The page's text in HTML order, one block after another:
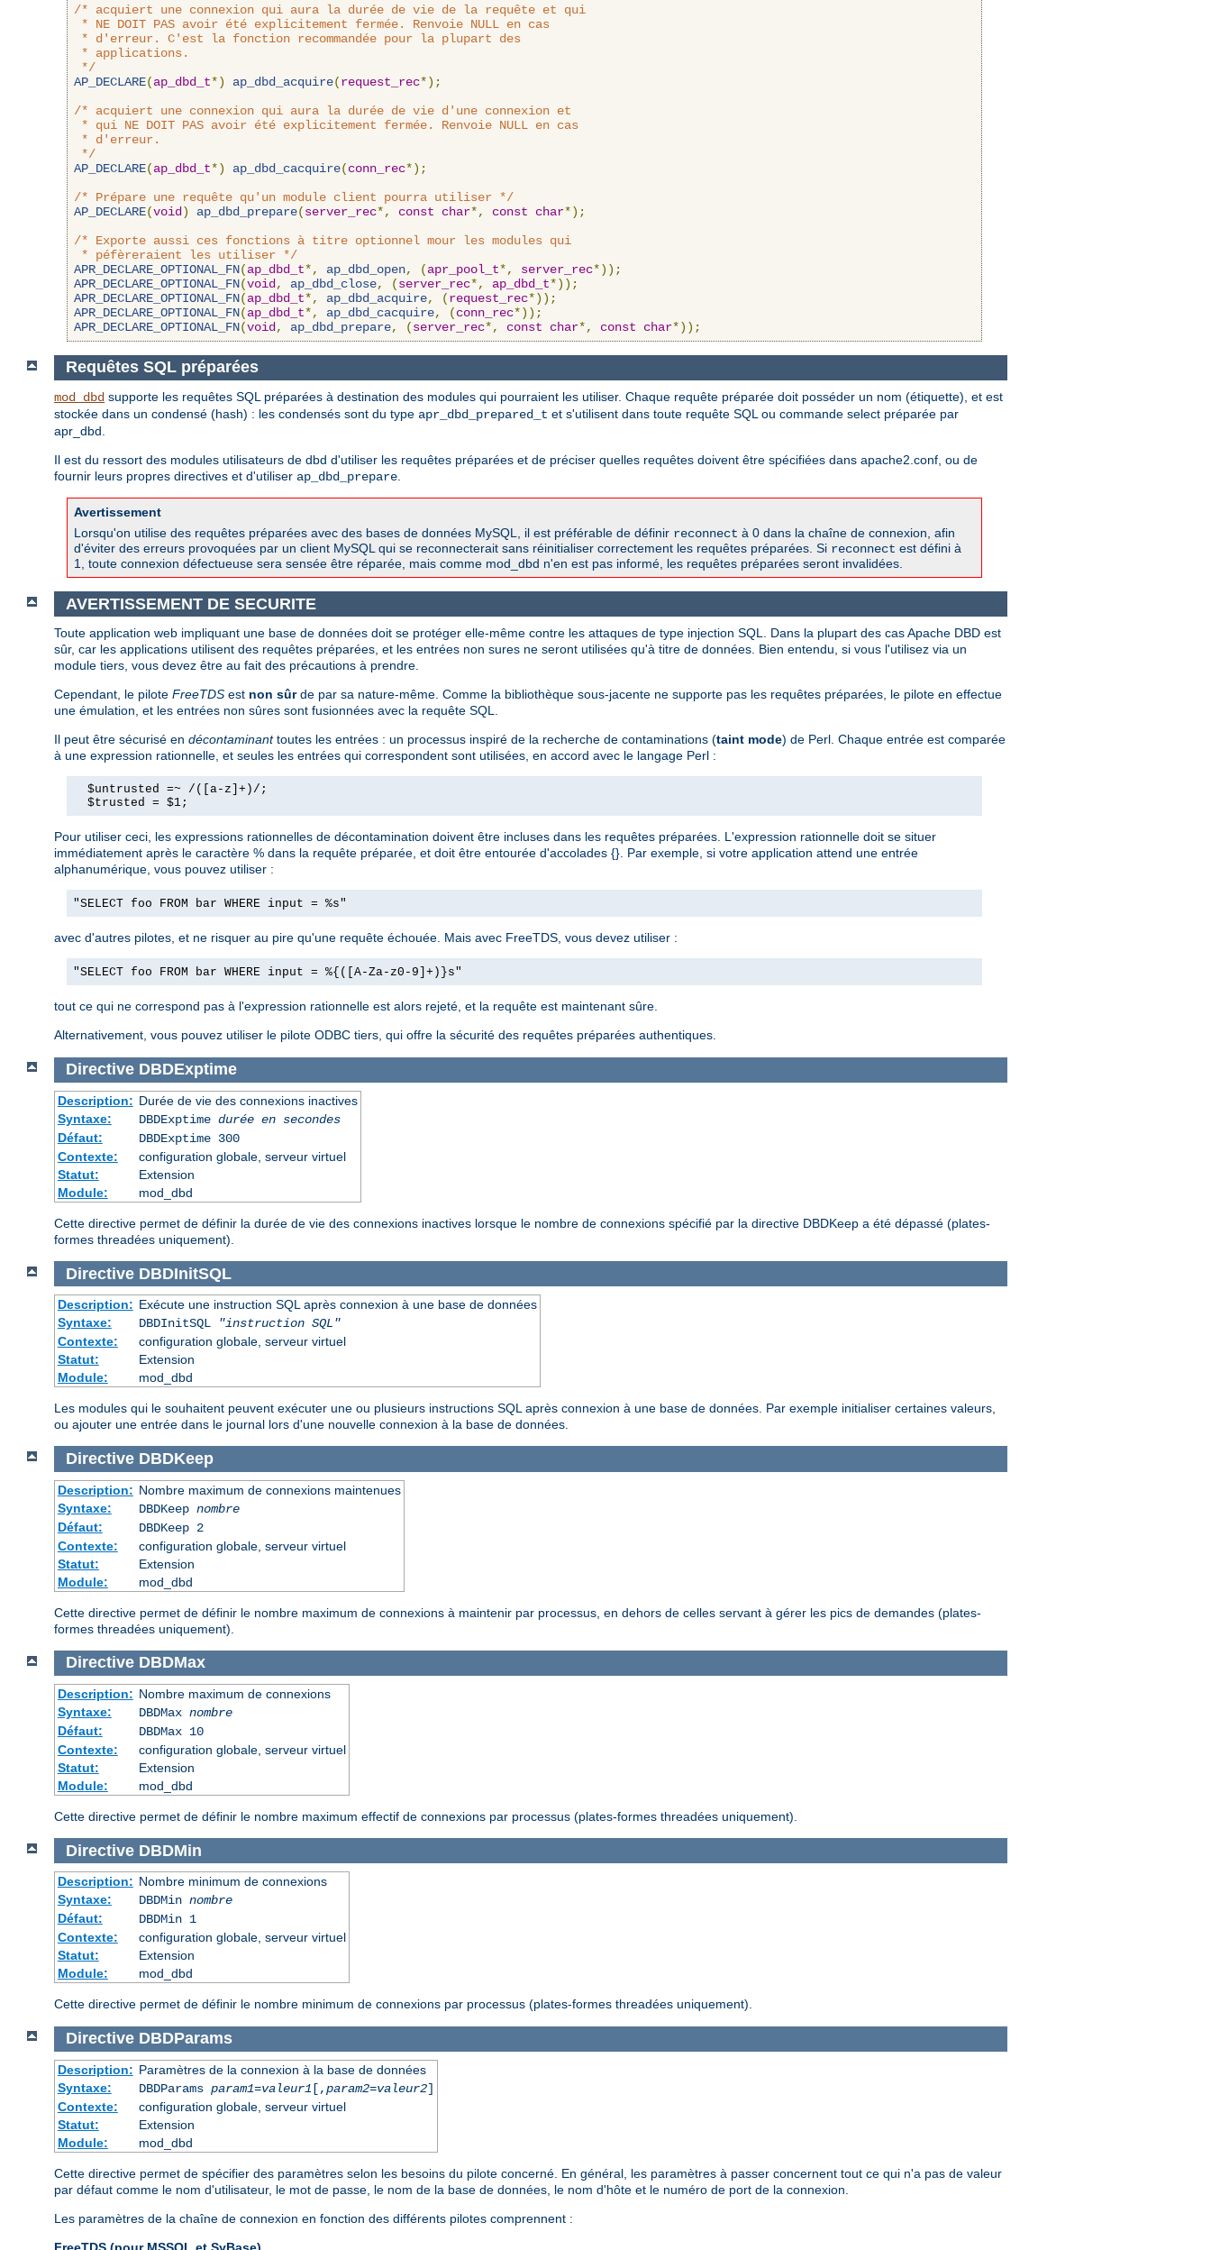
/* acquiert une connexion qui aura la durée de vie de la requête et qui
* NE DOIT PAS avoir été explicitement fermée. Renvoie NULL en cas
* d'erreur. C'est la fonction recommandée pour la plupart des
* applications.
*/
AP_DECLARE(ap_dbd_t*) ap_dbd_acquire(request_rec*);
/* acquiert une connexion qui aura la durée de vie d'une connexion et
* qui NE DOIT PAS avoir été explicitement fermée. Renvoie NULL en cas
* d'erreur.
*/
AP_DECLARE(ap_dbd_t*) ap_dbd_cacquire(conn_rec*);
/* Prépare une requête qu'un module client pourra utiliser */
AP_DECLARE(void ) ap_dbd_prepare(server_rec*, const char*, const char*);
/* Exporte aussi ces fonctions à titre optionnel mour les modules qui
* péfèreraient les utiliser */
APR_DECLARE_OPTIONAL_FN(ap_dbd_t*, ap_dbd_open, (apr_pool_t*, server_rec*));
APR_DECLARE_OPTIONAL_FN(void , ap_dbd_close, (server_rec*, ap_dbd_t*));
APR_DECLARE_OPTIONAL_FN(ap_dbd_t*, ap_dbd_acquire, (request_rec*));
APR_DECLARE_OPTIONAL_FN(ap_dbd_t*, ap_dbd_cacquire, (conn_rec*));
APR_DECLARE_OPTIONAL_FN(void , ap_dbd_prepare, (server_rec*, const char*, const char*));
Requêtes SQL préparées
mod_dbd supporte les requêtes SQL préparées à destination des modules qui pourraient les utiliser. Chaque requête préparée doit posséder un nom (étiquette), et est
stockée dans un condensé (hash) : les condensés sont du type apr_dbd_prepared_t et s'utilisent dans toute requête SQL ou commande select préparée par
apr_dbd.
Il est du ressort des modules utilisateurs de dbd d'utiliser les requêtes préparées et de préciser quelles requêtes doivent être spécifiées dans apache2.conf, ou de
fournir leurs propres directives et d'utiliser ap_dbd_prepare
Avertissement
Lorsqu'on utilise des requêtes préparées avec des bases de données MySQL, il est préférable de définir reconnect à 0 dans la chaîne de connexion, afin
d'éviter des erreurs provoquées par un client MySQL qui se reconnecterait sans réinitialiser correctement les requêtes préparées. Si reconnect est défini à
1, toute connexion défectueuse sera sensée être réparée, mais comme mod_dbd n'en est pas informé, les requêtes préparées seront invalidées.
AVERTISSEMENT DE SECURITE
Toute application web impliquant une base de données doit se protéger elle-même contre les attaques de type injection SQL. Dans la plupart des cas Apache DBD est
sûr, car les applications utilisent des requêtes préparées, et les entrées non sures ne seront utilisées qu'à titre de données. Bien entendu, si vous l'utilisez via un
module tiers, vous devez être au fait des précautions à prendre.
Cependant, le pilote FreeTDS est non sûrde par sa nature-même. Comme la bibliothèque sous-jacente ne supporte pas les requêtes préparées, le pilote en effectue
une émulation, et les entrées non sûres sont fusionnées avec la requête SQL.
Il peut être sécurisé en décontaminanttoutes les entrées : un processus inspiré de la recherche de contaminations (taint mode) de Perl. Chaque entrée est comparée
à une expression rationnelle, et seules les entrées qui correspondent sont utilisées, en accord avec le langage Perl :
  $untrusted =~ /([a-z]+)/;
  $trusted = $1;
Pour utiliser ceci, les expressions rationnelles de décontamination doivent être incluses dans les requêtes préparées. L'expression rationnelle doit se situer
immédiatement après le caractère % dans la requête préparée, et doit être entourée d'accolades {}. Par exemple, si votre application attend une entrée
alphanumérique, vous pouvez utiliser :
"SELECT foo FROM bar WHERE input = %s"
avec d'autres pilotes, et ne risquer au pire qu'une requête échouée. Mais avec FreeTDS, vous devez utiliser :
"SELECT foo FROM bar WHERE input = %{([A-Za-z0-9]+)}s"
tout ce qui ne correspond pas à l'expression rationnelle est alors rejeté, et la requête est maintenant sûre.
Alternativement, vous pouvez utiliser le pilote ODBC tiers, qui offre la sécurité des requêtes préparées authentiques.
Directive DBDExptime
Description: Durée de vie des connexions inactives
Syntaxe:
DBDExptime durée en secondes
Défaut:
DBDExptime 300
Contexte:
configuration globale, serveur virtuel
Statut:
Extension
Module:
mod_dbd
Cette directive permet de définir la durée de vie des connexions inactives lorsque le nombre de connexions spécifié par la directive DBDKeep a été dépassé (plates-
formes threadées uniquement).
Directive DBDInitSQL
Description: Exécute une instruction SQL après connexion à une base de données
Syntaxe:
DBDInitSQL
"instruction SQL"
Contexte:
configuration globale, serveur virtuel
Statut:
Extension
Module:
mod_dbd
Les modules qui le souhaitent peuvent exécuter une ou plusieurs instructions SQL après connexion à une base de données. Par exemple initialiser certaines valeurs,
ou ajouter une entrée dans le journal lors d'une nouvelle connexion à la base de données.
Directive DBDKeep
Description: Nombre maximum de connexions maintenues
Syntaxe:
DBDKeep nombre
Défaut:
DBDKeep 2
Contexte:
configuration globale, serveur virtuel
Statut:
Extension
Module:
mod_dbd
Cette directive permet de définir le nombre maximum de connexions à maintenir par processus, en dehors de celles servant à gérer les pics de demandes (plates-
formes threadées uniquement).
Directive DBDMax
Description: Nombre maximum de connexions
Syntaxe:
DBDMax nombre
Défaut:
DBDMax 10
Contexte:
configuration globale, serveur virtuel
Statut:
Extension
Module:
mod_dbd
Cette directive permet de définir le nombre maximum effectif de connexions par processus (plates-formes threadées uniquement).
Directive DBDMin
Description: Nombre minimum de connexions
Syntaxe:
DBDMin nombre
Défaut:
DBDMin 1
Contexte:
configuration globale, serveur virtuel
Statut:
Extension
Module:
mod_dbd
Cette directive permet de définir le nombre minimum de connexions par processus (plates-formes threadées uniquement).
Directive DBDParams
Description: Paramètres de la connexion à la base de données
Syntaxe:
DBDParams param1=valeur1[,param2=valeur2]
Contexte:
configuration globale, serveur virtuel
Statut:
Extension
Module:
mod_dbd
Cette directive permet de spécifier des paramètres selon les besoins du pilote concerné. En général, les paramètres à passer concernent tout ce qui n'a pas de valeur
par défaut comme le nom d'utilisateur, le mot de passe, le nom de la base de données, le nom d'hôte et le numéro de port de la connexion.
Les paramètres de la chaîne de connexion en fonction des différents pilotes comprennent :
FreeTDS (pour MSSQL et SyBase)